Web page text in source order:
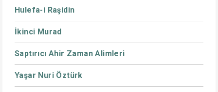
Hulefa-i Raşidin
İkinci Murad
Saptırıcı Ahir Zaman Alimleri
Yaşar Nuri Öztürk